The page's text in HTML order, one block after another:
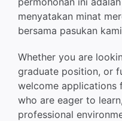
Hubungi Kami
Melayu
menyatakan minat
bersama pasukan
Whether you are
graduate position, or
welcome applications
who are eager to
professional